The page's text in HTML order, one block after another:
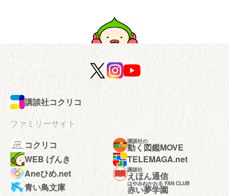
講談社コクリコ
ファミリーサイト
コクリコ
講談社の
動く図鑑MOVE
WEB げんき
TELEMAGA.net
Aneひめ.net
講談社
えほん通信
青い鳥文庫
はやみねかおる FAN CLUB
赤い夢学園